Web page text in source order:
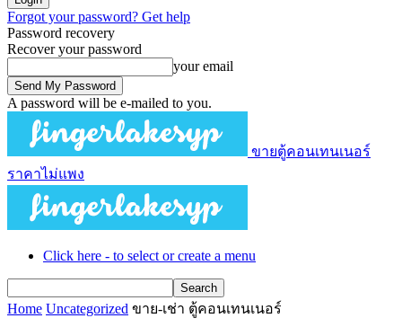
Forgot your password? Get help
Password recovery
Recover your password
your email
A password will be e-mailed to you.
ขายตู้คอนเทนเนอร์
ราคาไม่แพง
Click here - to select or create a menu
Home Uncategorized ขาย-เช่า ตู้คอนเทนเนอร์